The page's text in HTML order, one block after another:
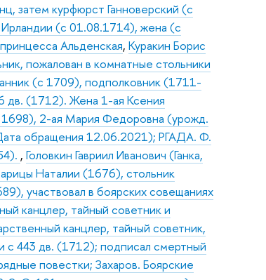
затем курфюрст Ганноверский (с
(с 01.08.1714), жена (с
Альденская,Куракин Борис
пожалован в комнатные стольники
(с 1709), подполковник (1711-
дв. (1712). Жена 1-ая Ксения
2-ая Мария Федоровна (урожд.
обращения 12.06.2021); РГАДА. Ф.
,Головкин Гавриил Иванович (Ганка,
Наталии (1676), стольник
участвовал в боярских совещаниях
канцлер, тайный советник и
канцлер, тайный советник,
с 443 дв. (1712); подписал смертный
повестки; Захаров. Боярские